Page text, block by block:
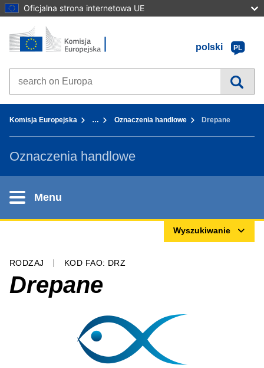
Oficjalna strona internetowa UE
Przejdź do zawartości
Strona główna - Komisja Europejska
polski
PL
Search on Europa websites
Komisja Europejska … Oznaczenia handlowe Drepane
Oznaczenia handlowe
Menu
Wyszukiwanie
RODZAJ KOD FAO: DRZ
Drepane